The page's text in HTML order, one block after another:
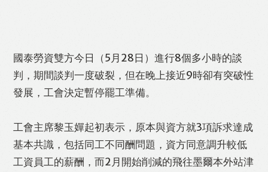
WhatsApp Email Print
國泰勞資雙方今日（5月28日）進行8個多小時的談
判，期間談判一度破裂，但在晚上接近9時卻有突破性
發展，工會決定暫停罷工準備。
工會主席黎玉嬋起初表示，原本與資方就3項訴求達成
基本共識，包括同工不同酬問題，資方同意調升較低
工資員工的薪酬，而2月開始削減的飛往墨爾本外站津